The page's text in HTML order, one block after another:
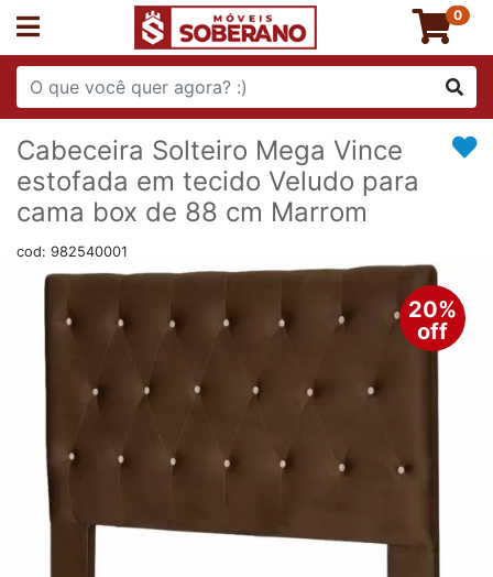
0
Cabeceira Solteiro Mega Vince
estofada em tecido Veludo para
cama box de 88 cm Marrom
cod: 982540001
20%
off